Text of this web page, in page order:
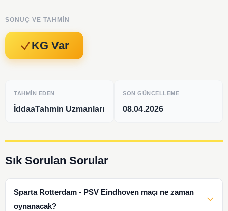
SONUÇ VE TAHMIN
KG Var
TAHMIN EDEN
İddaaTahmin Uzmanları
SON GÜNCELLEME
08.04.2026
Sık Sorulan Sorular
Sparta Rotterdam - PSV Eindhoven maçı ne zaman
oynanacak?